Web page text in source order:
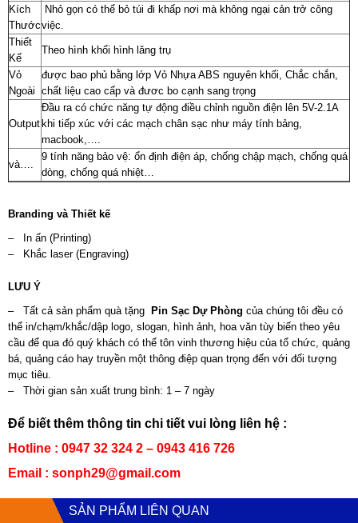
Kích
Thước
Nhỏ gọn có thể bỏ túi đi khấp nơi mà không ngại cản trở công
việc.
Thiết
Kế
Theo hình khối hình lăng trụ
Vỏ
Ngoài
được bao phủ bằng lớp Vỏ Nhựa ABS nguyên khối, Chắc chắn,
chất liệu cao cấp và đươc bo cạnh sang trọng
Output
Đầu ra có chức năng tự động điều chỉnh nguồn điện lên 5V-2.1A
khi tiếp xúc với các mạch chân sạc như máy tính bảng,
macbook,….
và….
9 tính năng bảo vệ: ổn định điện áp, chống chập mạch, chống quá
dòng, chống quá nhiệt…
Branding vàThiết kế
– In ấn (Printing)
– Khắc laser (Engraving)
LƯU Ý
– Tất cả sản phẩm quà tặng
Pin Sạc Dự Phòng của chúng tôi đều có
thể in/chạm/khắc/dập logo, slogan, hình ảnh, hoa văn tùy biến theo yêu
cầu để qua đó quý khách có thể tôn vinh thương hiệu của tổ chức, quảng
bá, quảng cáo hay truyền một thông điệp quan trọng đến với đối tượng
mục tiêu.
– Thời gian sản xuất trung bình: 1 – 7 ngày
Để biết thêm thông tin chi tiết vui lòng liên hệ :
Hotline : 0947 32 324 2 – 0943 416 726
Email : sonph29@gmail.com
SẢN PHẨM LIÊN QUAN